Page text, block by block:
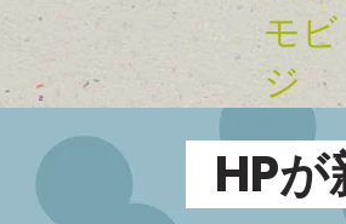
モ
ジ
HP